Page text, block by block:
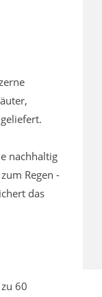
nachhaltig
Regen -
das
60